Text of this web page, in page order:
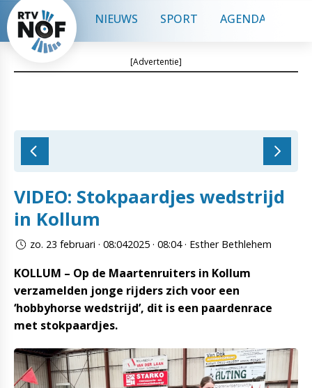
NIEUWS SPORT AGENDA
[Advertentie]
VIDEO: Stokpaardjes wedstrijd
in Kollum
zo. 23 februari · 08:042025 · 08:04 · Esther Bethlehem
KOLLUM – Op de Maartenruiters in Kollum
verzamelden jonge rijders zich voor een
‘hobbyhorse wedstrijd’, dit is een paardenrace
met stokpaardjes.